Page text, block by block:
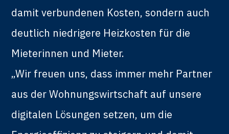
damit verbundenen Kosten, sondern auch
deutlich niedrigere Heizkosten für die
Mieterinnen und Mieter.
„Wir freuen uns, dass immer mehr Partner
aus der Wohnungswirtschaft auf unsere
digitalen Lösungen setzen, um die